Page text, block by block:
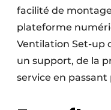
facilité de
plateforme
Ventilation Set-up
un support, de la
service en